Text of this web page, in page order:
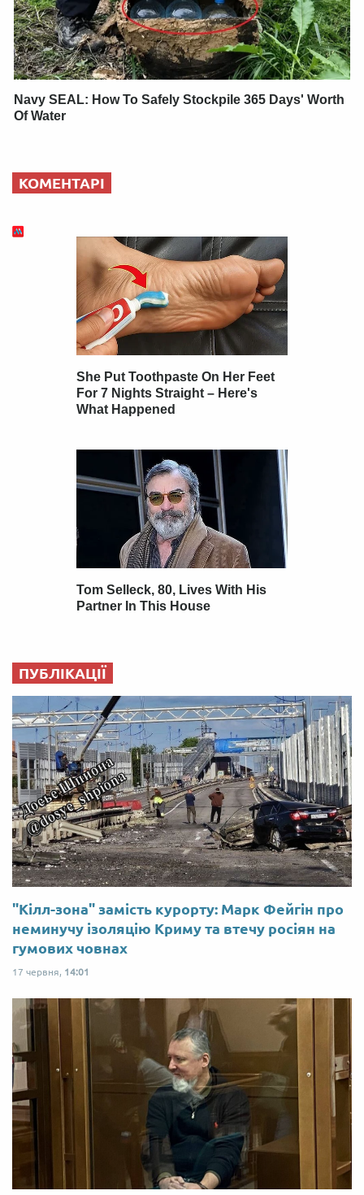
Navy SEAL: How To Safely Stockpile 365 Days' Worth
Of Water
КОМЕНТАРІ
ПУБЛІКАЦІЇ
"Кілл-зона" замість курорту: Марк Фейгін про
неминучу ізоляцію Криму та втечу росіян на
гумових човнах
17 червня, 14:01